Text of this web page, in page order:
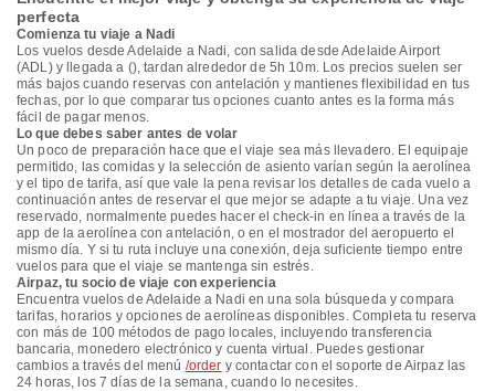
perfecta
Comienza tu viaje a Nadi
Los vuelos desde Adelaide a Nadi, con salida desde Adelaide Airport
(ADL) y llegada a (), tardan alrededor de 5h 10m. Los precios suelen ser
más bajos cuando reservas con antelación y mantienes flexibilidad en tus
fechas, por lo que comparar tus opciones cuanto antes es la forma más
fácil de pagar menos.
Lo que debes saber antes de volar
Un poco de preparación hace que el viaje sea más llevadero. El equipaje
permitido, las comidas y la selección de asiento varían según la aerolínea
y el tipo de tarifa, así que vale la pena revisar los detalles de cada vuelo a
continuación antes de reservar el que mejor se adapte a tu viaje. Una vez
reservado, normalmente puedes hacer el check-in en línea a través de la
app de la aerolínea con antelación, o en el mostrador del aeropuerto el
mismo día. Y si tu ruta incluye una conexión, deja suficiente tiempo entre
vuelos para que el viaje se mantenga sin estrés.
Airpaz, tu socio de viaje con experiencia
Encuentra vuelos de Adelaide a Nadi en una sola búsqueda y compara
tarifas, horarios y opciones de aerolíneas disponibles. Completa tu reserva
con más de 100 métodos de pago locales, incluyendo transferencia
bancaria, monedero electrónico y cuenta virtual. Puedes gestionar
cambios a través del menú /order y contactar con el soporte de Airpaz las
24 horas, los 7 días de la semana, cuando lo necesites.